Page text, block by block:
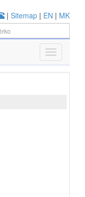
| Sitemap | EN | MK